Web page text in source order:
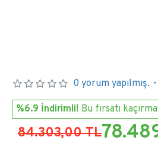
0 yorum yapılmış. -
%6.9 İndirimli! Bu fırsatı
84.303,00 TL